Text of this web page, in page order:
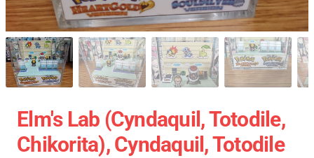
Elm's Lab (Cyndaquil, Totodile,
Chikorita), Cyndaquil, Totodile